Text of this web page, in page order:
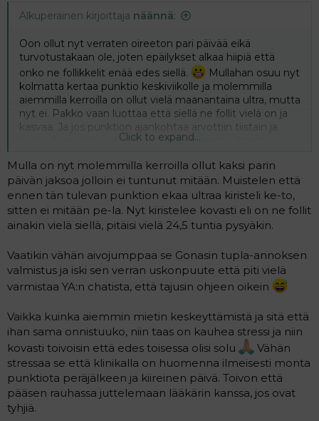
Alkuperäinen kirjoittaja näännä:
Oon ollut nyt verraten oireeton pari päivää eikä
turvotustakaan ole, joten epäilykset alkaa hiipiä että
onko ne follikkelit enää edes siellä.
Mullahan osuu nyt
kolmatta kertaa punktio keskiviikolle ja molemmilla
aiemmilla kerroilla on ollut vielä maanantaina ultra, mutta
nyt ei. Pakko vaan luottaa että siellä ne follit vielä on ja
kasvaa. Ja jos punktion ajankohtaa arvottiin tiistain ja
keskiviikon välille niin eihän siitä maanantaiultrasta
myöhäistä päättää että punktio on ti.
Jännittävää ensi viikkoa ootellessa. Kuuluuko muille
mitään ihmeempiä viikonloppuun?
Click to expand...
Mulla on nyt molemmilla kerroilla ollut kaksi parin
päivän jaksoa jolloin ei tuntunut mitään. Muistelen että
ennen tän tulevan punktion ekaa ultraa kiristeli ke-to,
sitten ei mitään pe-la. Nyt kiristelee kovasti eli on ne follit
ainakin vielä siellä, pitäisi vielä 24,5 tuntia pysyäkin.
Vaatikin vähän aivojumppaa se Gonasin tupla-annoksen
valmistus ja iski sen verran uskonpuute että piti vielä
varmistaa YA:n chatista, että tajusin ohjeen oikein
Vaikka kuinka aiemmin mietin keskeyttämistä ja sitä että
ihan sama onnistuuko, niin taas on kauhea stressi ja niin
kovasti toivoisin että edes toisessa olisi solu
Vähän
stressaa se että klinikalla on huomenna ilmeisesti monta
punktiota peräjälkeen ja kiireinen päivä. Toivon että
pääsen rauhassa juttelemaan lääkärin kanssa, jos ovat
tyhjiä.